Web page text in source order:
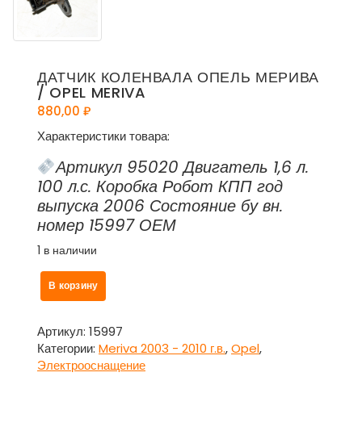
ДАТЧИК КОЛЕНВАЛА ОПЕЛЬ МЕРИВА
/ OPEL MERIVA
880,00 ₽
Характеристики товара:
Артикул 95020 Двигатель 1,6 л.
100 л.с. Коробка Робот КПП год
выпуска 2006 Состояние бу вн.
номер 15997 ОЕМ
1 в наличии
Количество
товара
коленвала
Опель
Мерива
В корзину
Артикул: 15997
Категории: Meriva 2003 - 2010 г.в.,Opel,
Электрооснащение